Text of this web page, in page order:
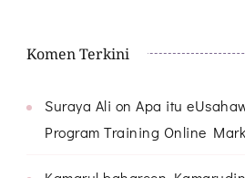
Komen Terkini
Suraya Ali on Apa itu
Program Training Online